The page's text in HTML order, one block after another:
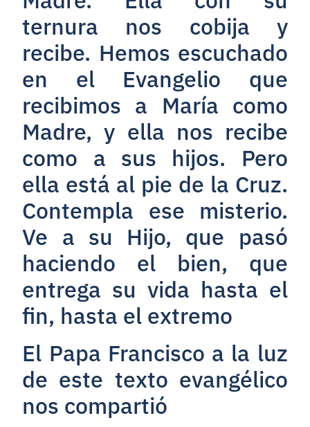
ternura nos cobija y
recibe. Hemos escuchado
en el Evangelio que
recibimos a María como
Madre, y ella nos recibe
como a sus hijos. Pero
ella está al pie de la Cruz.
Contempla ese misterio.
Ve a su Hijo, que pasó
haciendo el bien, que
entrega su vida hasta el
fin, hasta el extremo
El Papa Francisco a la luz
de este texto evangélico
nos compartió